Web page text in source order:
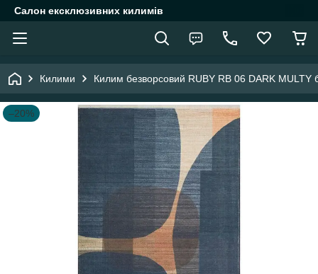
Салон ексклюзивних килимів
Килими Килим безворсовий RUBY RB 06 DARK MULTY
–20%